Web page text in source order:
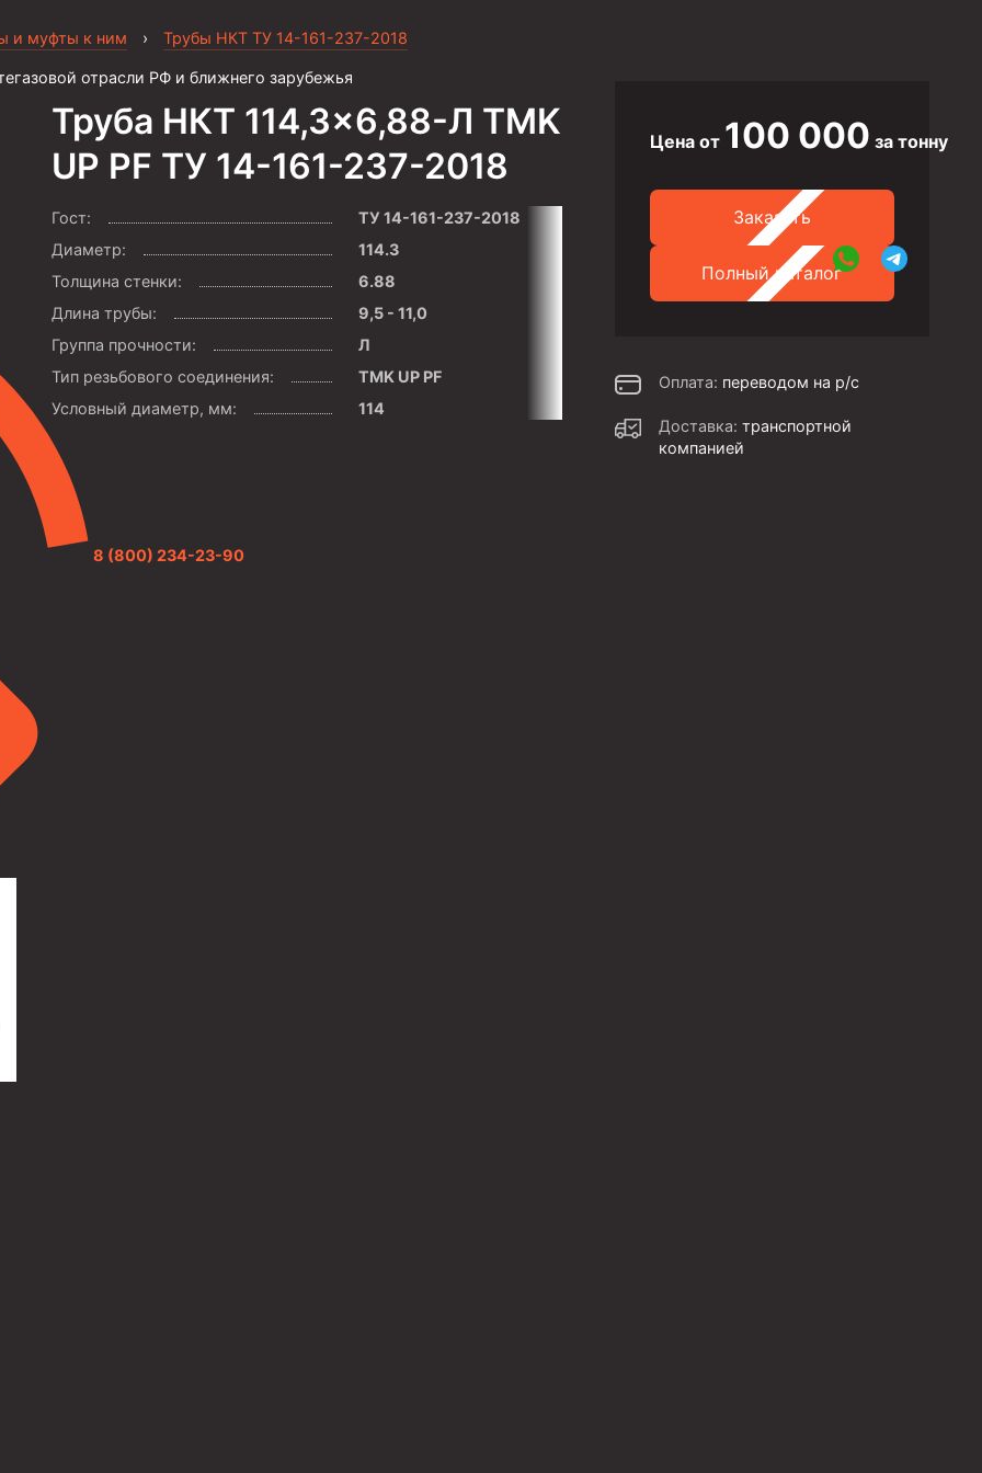
отрасли РФ и ближнего зарубежья
8 (800) 234-23-90
и муфты к ним › Трубы НКТ ТУ 14-161-237-2018
Труба НКТ 114,3×6,88-Л TMK
UP PF ТУ 14-161-237-2018
Гост:
ТУ 14-161-237-2018
Диаметр:
114.3
Толщина стенки:
6.88
Длина трубы:
9,5 - 11,0
Группа прочности:
Л
Тип резьбового соединения:
TMK UP PF
Условный диаметр, мм:
114
Цена от 100 000 за тонну
Заказать
Полный каталог
Оплата: переводом на р/с
Доставка: транспортной
компанией